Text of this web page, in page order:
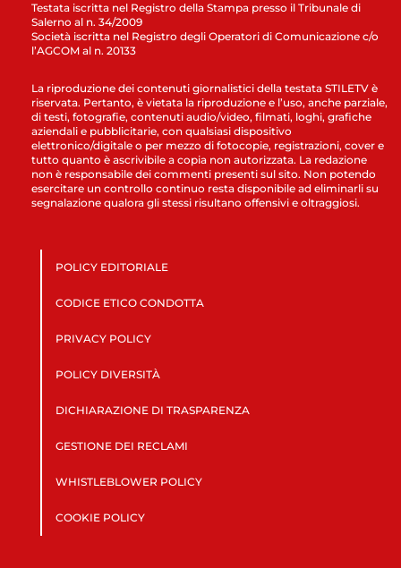
Testata iscritta nel Registro della Stampa presso il Tribunale di
Salerno al n. 34/2009
Società iscritta nel Registro degli Operatori di Comunicazione c/o
l’AGCOM al n. 20133
La riproduzione dei contenuti giornalistici della testata STILETV è
riservata. Pertanto, è vietata la riproduzione e l’uso, anche parziale,
di testi, fotografie, contenuti audio/video, filmati, loghi, grafiche
aziendali e pubblicitarie, con qualsiasi dispositivo
elettronico/digitale o per mezzo di fotocopie, registrazioni, cover e
tutto quanto è ascrivibile a copia non autorizzata. La redazione
non è responsabile dei commenti presenti sul sito. Non potendo
esercitare un controllo continuo resta disponibile ad eliminarli su
segnalazione qualora gli stessi risultano offensivi e oltraggiosi.
POLICY EDITORIALE
CODICE ETICO CONDOTTA
PRIVACY POLICY
POLICY DIVERSITÀ
DICHIARAZIONE DI TRASPARENZA
GESTIONE DEI RECLAMI
WHISTLEBLOWER POLICY
COOKIE POLICY